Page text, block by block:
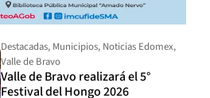
Destacadas, Municipios, Noticias Edomex,
Valle de Bravo
Valle de Bravo realizará el 5°
Festival del Hongo 2026